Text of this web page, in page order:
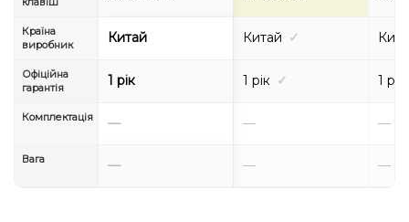
Країна
виробник
Китай Китай ✓
Офіційна
гарантія
1 рік 1 рік ✓ 1 рік
Комплектація — — —
Вага — — —